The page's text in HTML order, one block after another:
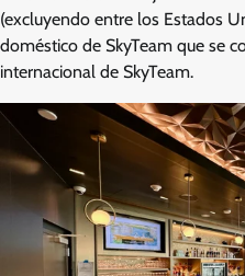
(excluyendo entre los Estados
doméstico de SkyTeam que se
internacional de SkyTeam.